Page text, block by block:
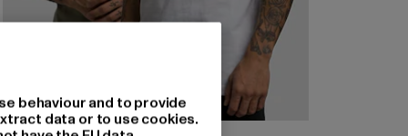
behaviour and to provide
data or to use cookies.